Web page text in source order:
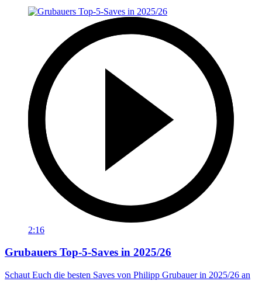
2:16
Grubauers Top-5-Saves in 2025/26
Schaut Euch die besten Saves von Philipp Grubauer in 2025/26 an